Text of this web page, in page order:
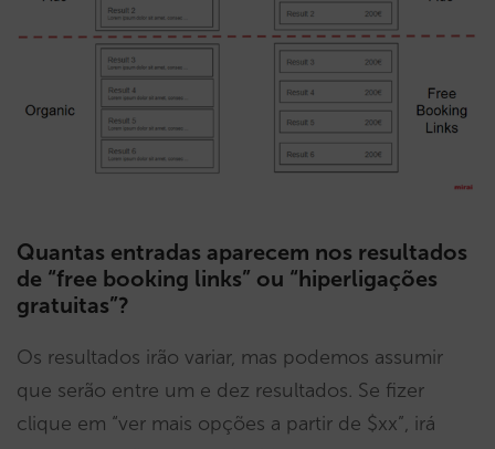
Quantas entradas aparecem nos resultados
de “free booking links” ou “hiperligações
gratuitas”?
Os resultados irão variar, mas podemos assumir
que serão entre um e dez resultados. Se fizer
clique em “ver mais opções a partir de $xx”, irá